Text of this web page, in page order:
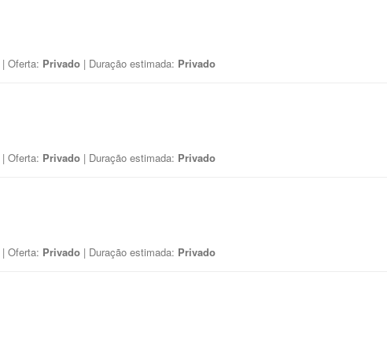
| Oferta: Privado | Duração estimada: Privado
| Oferta: Privado | Duração estimada: Privado
| Oferta: Privado | Duração estimada: Privado